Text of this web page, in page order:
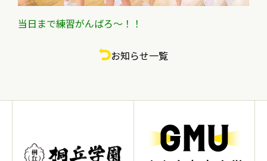
当日まで練習がんばろ～！！
お知らせ一覧